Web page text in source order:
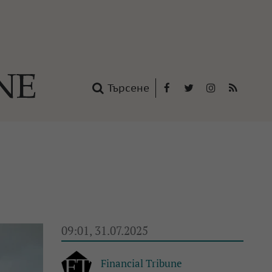
Търсене
09:01, 31.07.2025
Financial Tribune